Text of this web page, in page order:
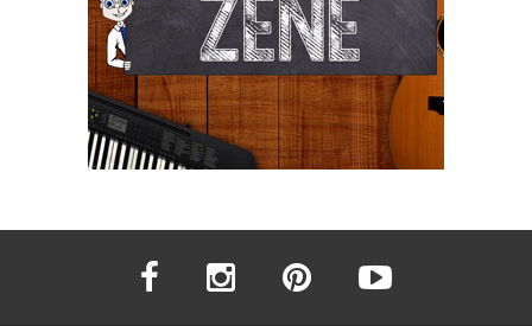
facebook instagram